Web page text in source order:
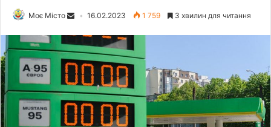
Моє Місто 16.02.2023 1 759 3 хвилин для читання